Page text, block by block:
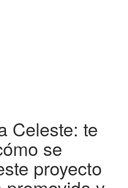
Celeste: te
se
proyecto